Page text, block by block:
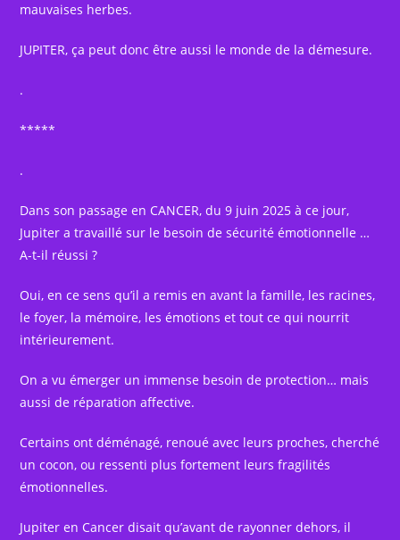
mauvaises herbes.
JUPITER, ça peut donc être aussi le monde de la démesure.
.
*****
.
Dans son passage en CANCER, du 9 juin 2025 à ce jour,
Jupiter a travaillé sur le besoin de sécurité émotionnelle …
A-t-il réussi ?
Oui, en ce sens qu’il a remis en avant la famille, les racines,
le foyer, la mémoire, les émotions et tout ce qui nourrit
intérieurement.
On a vu émerger un immense besoin de protection… mais
aussi de réparation affective.
Certains ont déménagé, renoué avec leurs proches, cherché
un cocon, ou ressenti plus fortement leurs fragilités
émotionnelles.
Jupiter en Cancer disait qu’avant de rayonner dehors, il